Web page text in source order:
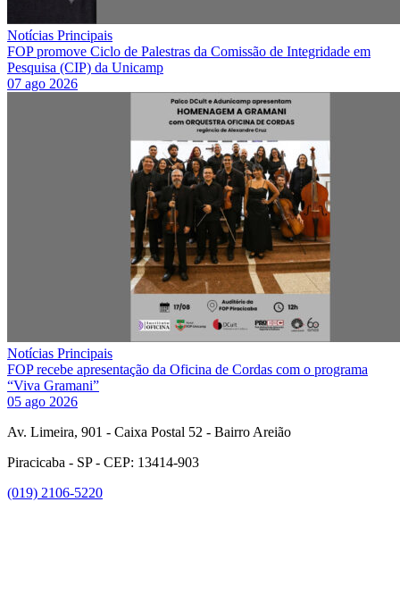
Notícias Principais
FOP promove Ciclo de Palestras da Comissão de Integridade em
Pesquisa (CIP) da Unicamp
07 ago 2026
Notícias Principais
FOP recebe apresentação da Oficina de Cordas com o programa
“Viva Gramani”
05 ago 2026
Av. Limeira, 901 - Caixa Postal 52 - Bairro Areião
Piracicaba - SP - CEP: 13414-903
(019) 2106-5220